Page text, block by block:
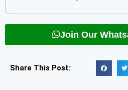
Join Our
Share This Post: